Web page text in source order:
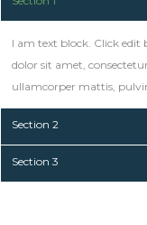
I am text block. Click
dolor sit amet,
ullamcorper mattis,
Section 2
Section 3